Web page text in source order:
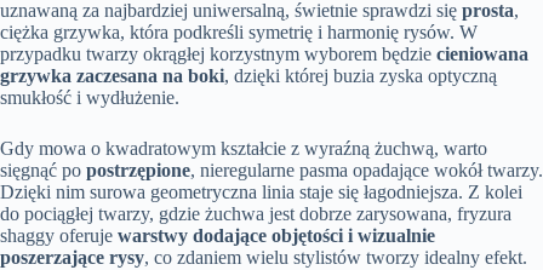
uznawaną za najbardziej uniwersalną, świetnie sprawdzi się prosta,
ciężka grzywka, która podkreśli symetrię i harmonię rysów. W
przypadku twarzy okrągłej korzystnym wyborem będzie cieniowana
grzywka zaczesana na boki, dzięki której buzia zyska optyczną
smukłość i wydłużenie.
Gdy mowa o kwadratowym kształcie z wyraźną żuchwą, warto
sięgnąć po postrzępione, nieregularne pasma opadające wokół twarzy.
Dzięki nim surowa geometryczna linia staje się łagodniejsza. Z kolei
do pociągłej twarzy, gdzie żuchwa jest dobrze zarysowana, fryzura
shaggy oferuje warstwy dodające objętości i wizualnie
poszerzające rysy, co zdaniem wielu stylistów tworzy idealny efekt.